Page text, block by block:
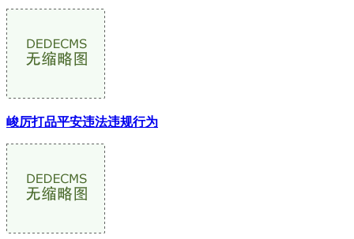
峻厉打品平安违法违规行为